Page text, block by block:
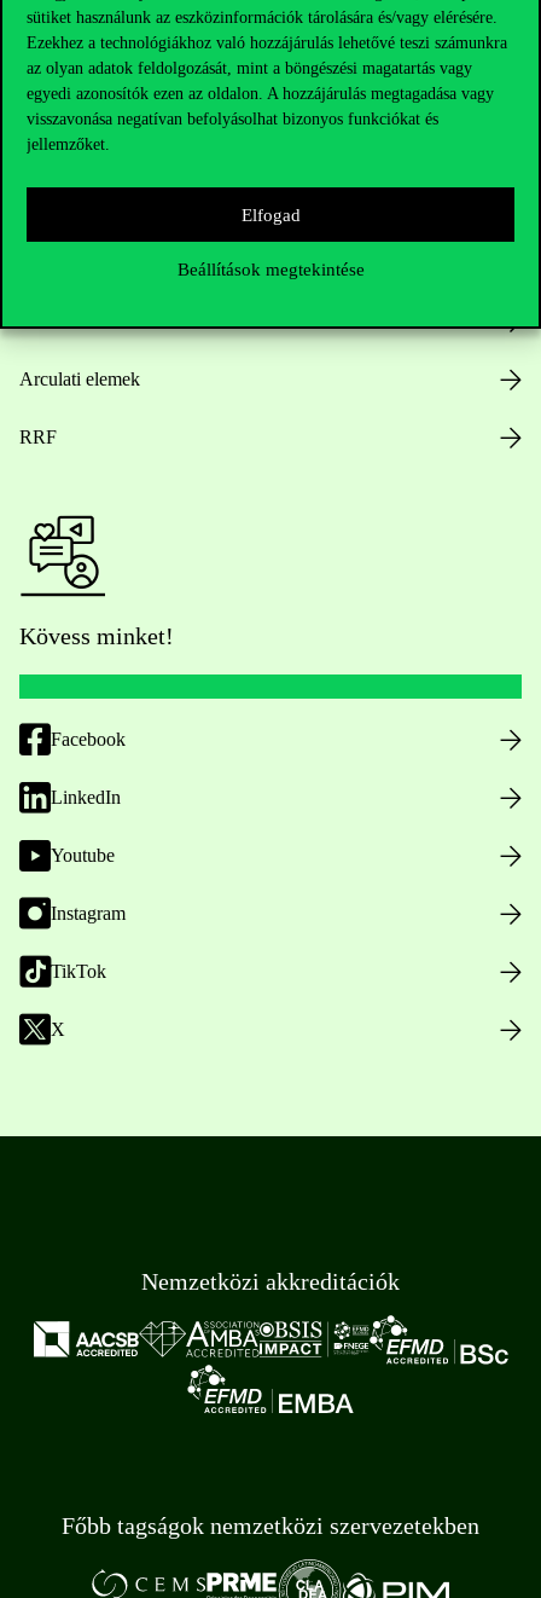
sütiket használunk az eszközinformációk tárolására és/vagy elérésére.
Ezekhez a technológiákhoz való hozzájárulás lehetővé teszi számunkra
az olyan adatok feldolgozását, mint a böngészési magatartás vagy
egyedi azonosítók ezen az oldalon. A hozzájárulás megtagadása vagy
visszavonása negatívan befolyásolhat bizonyos funkciókat és
jellemzőket.
Elfogad
Beállítások megtekintése
Hasznos linkek
Nyitvatartás
Arculati elemek
RRF
Kövess minket!
Facebook
LinkedIn
Youtube
Instagram
TikTok
X
Nemzetközi akkreditációk
Főbb tagságok nemzetközi szervezetekben